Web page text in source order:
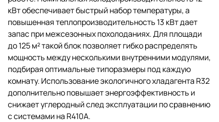
кВт обеспечивает быстрый набор температуры, а
повышенная теплопроизводительность 13 кВт дает
запас при межсезонных похолоданиях. Для площади
до 125 м² такой блок позволяет гибко распределять
мощность между несколькими внутренними модулями,
подбирая оптимальные типоразмеры под каждую
комнату. Использование экологичного хладагента R32
дополнительно повышает энергоэффективность и
снижает углеродный след эксплуатации по сравнению
с системами на R410A.